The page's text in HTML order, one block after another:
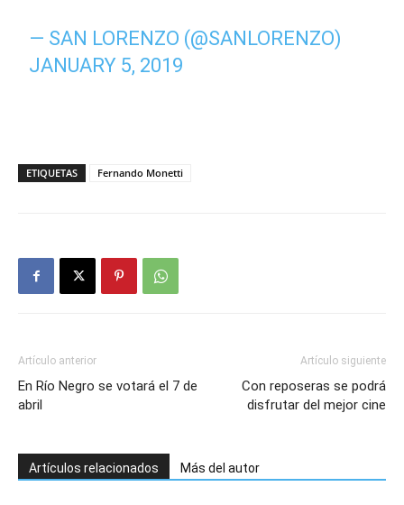
— SAN LORENZO (@SANLORENZO)
JANUARY 5, 2019
ETIQUETAS Fernando Monetti
Artículo anterior
En Río Negro se votará el 7 de
abril
Artículo siguiente
Con reposeras se podrá
disfrutar del mejor cine
Artículos relacionados Más del autor